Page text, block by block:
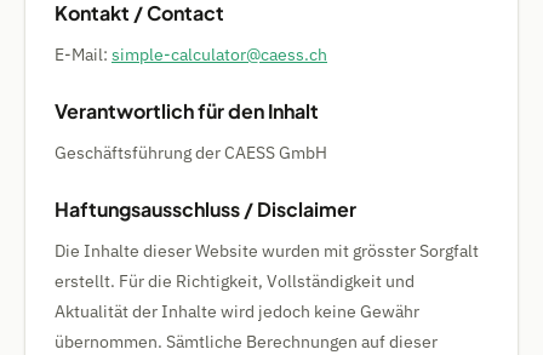
Kontakt / Contact
E-Mail: simple-calculator@caess.ch
Verantwortlich für den Inhalt
Geschäftsführung der CAESS GmbH
Haftungsausschluss / Disclaimer
Die Inhalte dieser Website wurden mit grösster Sorgfalt
erstellt. Für die Richtigkeit, Vollständigkeit und
Aktualität der Inhalte wird jedoch keine Gewähr
übernommen. Sämtliche Berechnungen auf dieser